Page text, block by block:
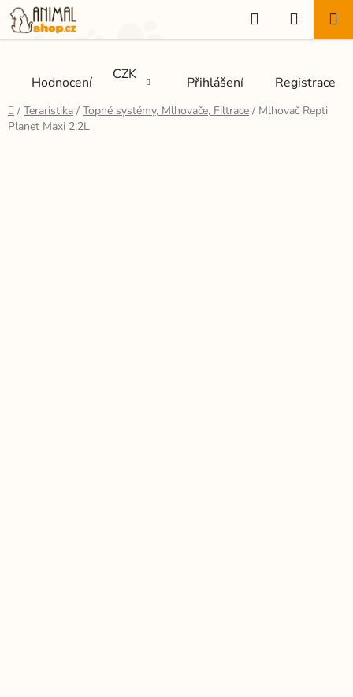
Přejít
na
obsah
Hodnocení CZK Přihlášení Registrace
Hledat
KOŠÍK
Domů
/ Teraristika / Topné systémy, Mlhovače, Filtrace / Mlhovač Repti
Planet Maxi 2,2L